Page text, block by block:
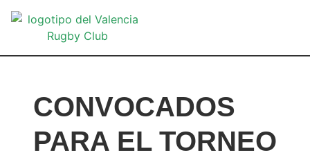
CONVOCADOS
PARA EL TORNEO